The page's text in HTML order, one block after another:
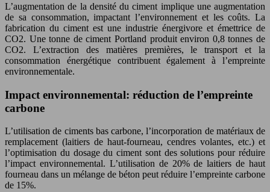
L’augmentation de la densité du ciment implique une augmentation
de sa consommation, impactant l’environnement et les coûts. La
fabrication du ciment est une industrie énergivore et émettrice de
CO2. Une tonne de ciment Portland produit environ 0,8 tonnes de
CO2. L’extraction des matières premières, le transport et la
consommation énergétique contribuent également à l’empreinte
environnementale.
Impact environnemental: réduction de l’empreinte
carbone
L’utilisation de ciments bas carbone, l’incorporation de matériaux de
remplacement (laitiers de haut-fourneau, cendres volantes, etc.) et
l’optimisation du dosage du ciment sont des solutions pour réduire
l’impact environnemental. L’utilisation de 20% de laitiers de haut
fourneau dans un mélange de béton peut réduire l’empreinte carbone
de 15%.